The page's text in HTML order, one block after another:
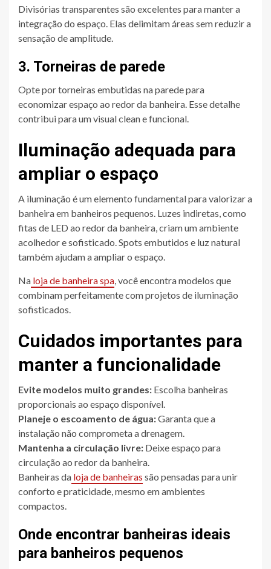
Divisórias transparentes são excelentes para manter a
integração do espaço. Elas delimitam áreas sem reduzir a
sensação de amplitude.
3. Torneiras de parede
Opte por torneiras embutidas na parede para
economizar espaço ao redor da banheira. Esse detalhe
contribui para um visual clean e funcional.
Iluminação adequada para
ampliar o espaço
A iluminação é um elemento fundamental para valorizar a
banheira em banheiros pequenos. Luzes indiretas, como
fitas de LED ao redor da banheira, criam um ambiente
acolhedor e sofisticado. Spots embutidos e luz natural
também ajudam a ampliar o espaço.
Na loja de banheira spa, você encontra modelos que
combinam perfeitamente com projetos de iluminação
sofisticados.
Cuidados importantes para
manter a funcionalidade
Evite modelos muito grandes: Escolha banheiras
proporcionais ao espaço disponível.
Planeje o escoamento de água:Garanta que a
instalação não comprometa a drenagem.
Mantenha a circulação livre: Deixe espaço para
circulação ao redor da banheira.
Banheiras da loja de banheiras são pensadas para unir
conforto e praticidade, mesmo em ambientes
compactos.
Onde encontrar banheiras ideais
para banheiros pequenos